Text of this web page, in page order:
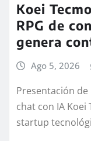
Koei
RPG de
genera
Ago 5, 2026
Presentación de
chat con IA
startup